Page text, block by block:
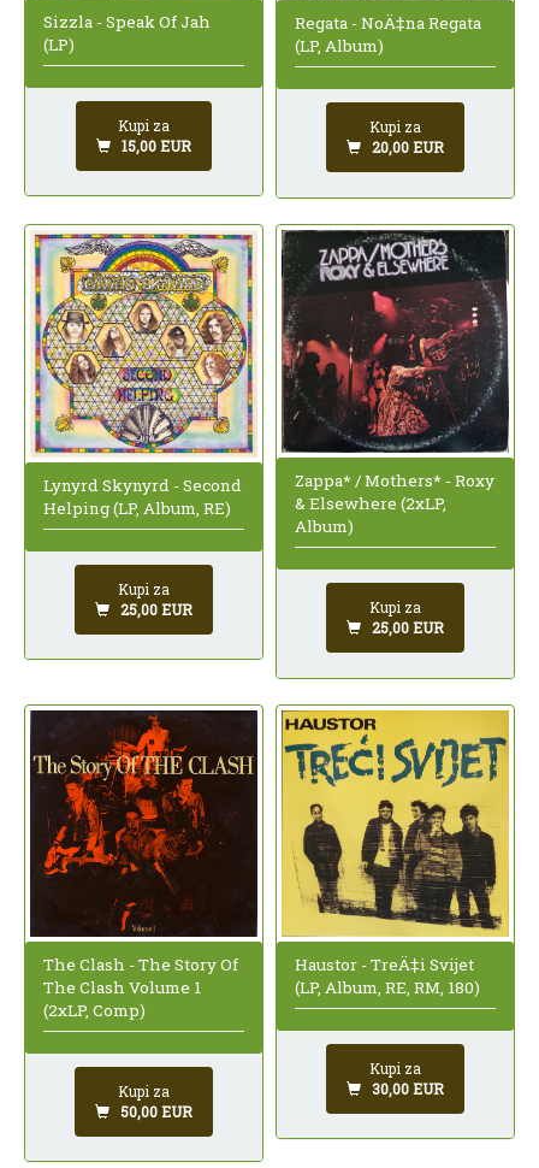
Sizzla - Speak Of Jah
(LP)
Kupi za
15,00 EUR
Regata - NoÄ‡na Regata
(LP, Album)
Kupi za
20,00 EUR
Lynyrd Skynyrd - Second
Helping (LP, Album, RE)
Kupi za
25,00 EUR
Zappa* / Mothers* - Roxy
& Elsewhere (2xLP,
Album)
Kupi za
25,00 EUR
The Clash - The Story Of
The Clash Volume 1
(2xLP, Comp)
Kupi za
50,00 EUR
Haustor - TreÄ‡i Svijet
(LP, Album, RE, RM, 180)
Kupi za
30,00 EUR